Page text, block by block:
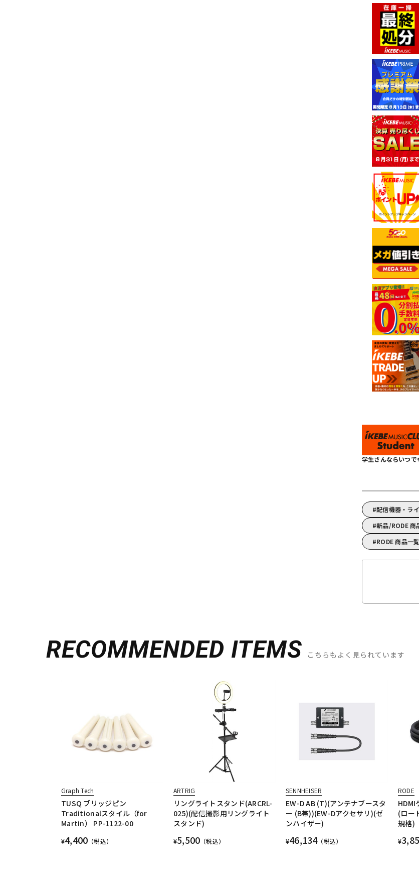
学生さんならいつ
配信機器・ラ
新品/RODE 商
RODE 商品一覧
RECOMMENDED ITEMS こちらもよく見られています
Graph Tech
TUSQ ブリッジピン
Traditionalスタイル（for
Martin） PP-1122-00
¥4,400 （税込）
ARTRIG
リングライトスタンド(ARCRL-
025)(配信撮影用リングライト
スタンド)
¥5,500 （税込）
SENNHEISER
EW-D AB (T)(アンテナブースタ
ー (B帯))(EW-Dアクセサリ)(ゼ
ンハイザー)
¥46,134（税込）
RODE
HDMI
(ロー
規格)
¥